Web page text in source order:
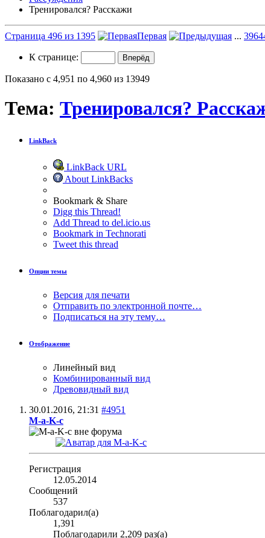
Тренировался? Расскажи
Страница 496 из 1395 Первая ... 396
К странице:
Показано с 4,951 по 4,960 из 13949
Тема: Тренировался?
LinkBack
LinkBack URL
About LinkBacks
Bookmark & Share
Digg this Thread!
Add Thread to del.icio.us
Bookmark in Technorati
Tweet this thread
Опции темы
Версия для печати
Отправить по электронной почте…
Подписаться на эту тему…
Отображение
Линейный вид
Комбинированный вид
Древовидный вид
30.01.2016, 21:31 #4951
M-a-K-c
Регистрация
12.05.2014
Сообщений
537
Поблагодарил(а)
1,391
Поблагодарили 2,209 раз(а)